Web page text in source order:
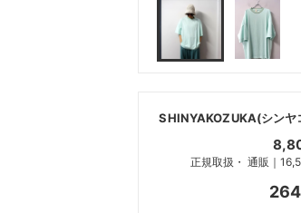
SHINYAKOZUKA(シン
正規取扱・ 通販｜
264